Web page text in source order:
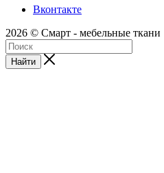
Вконтакте
2026 © Смарт - мебельные ткани
Найти